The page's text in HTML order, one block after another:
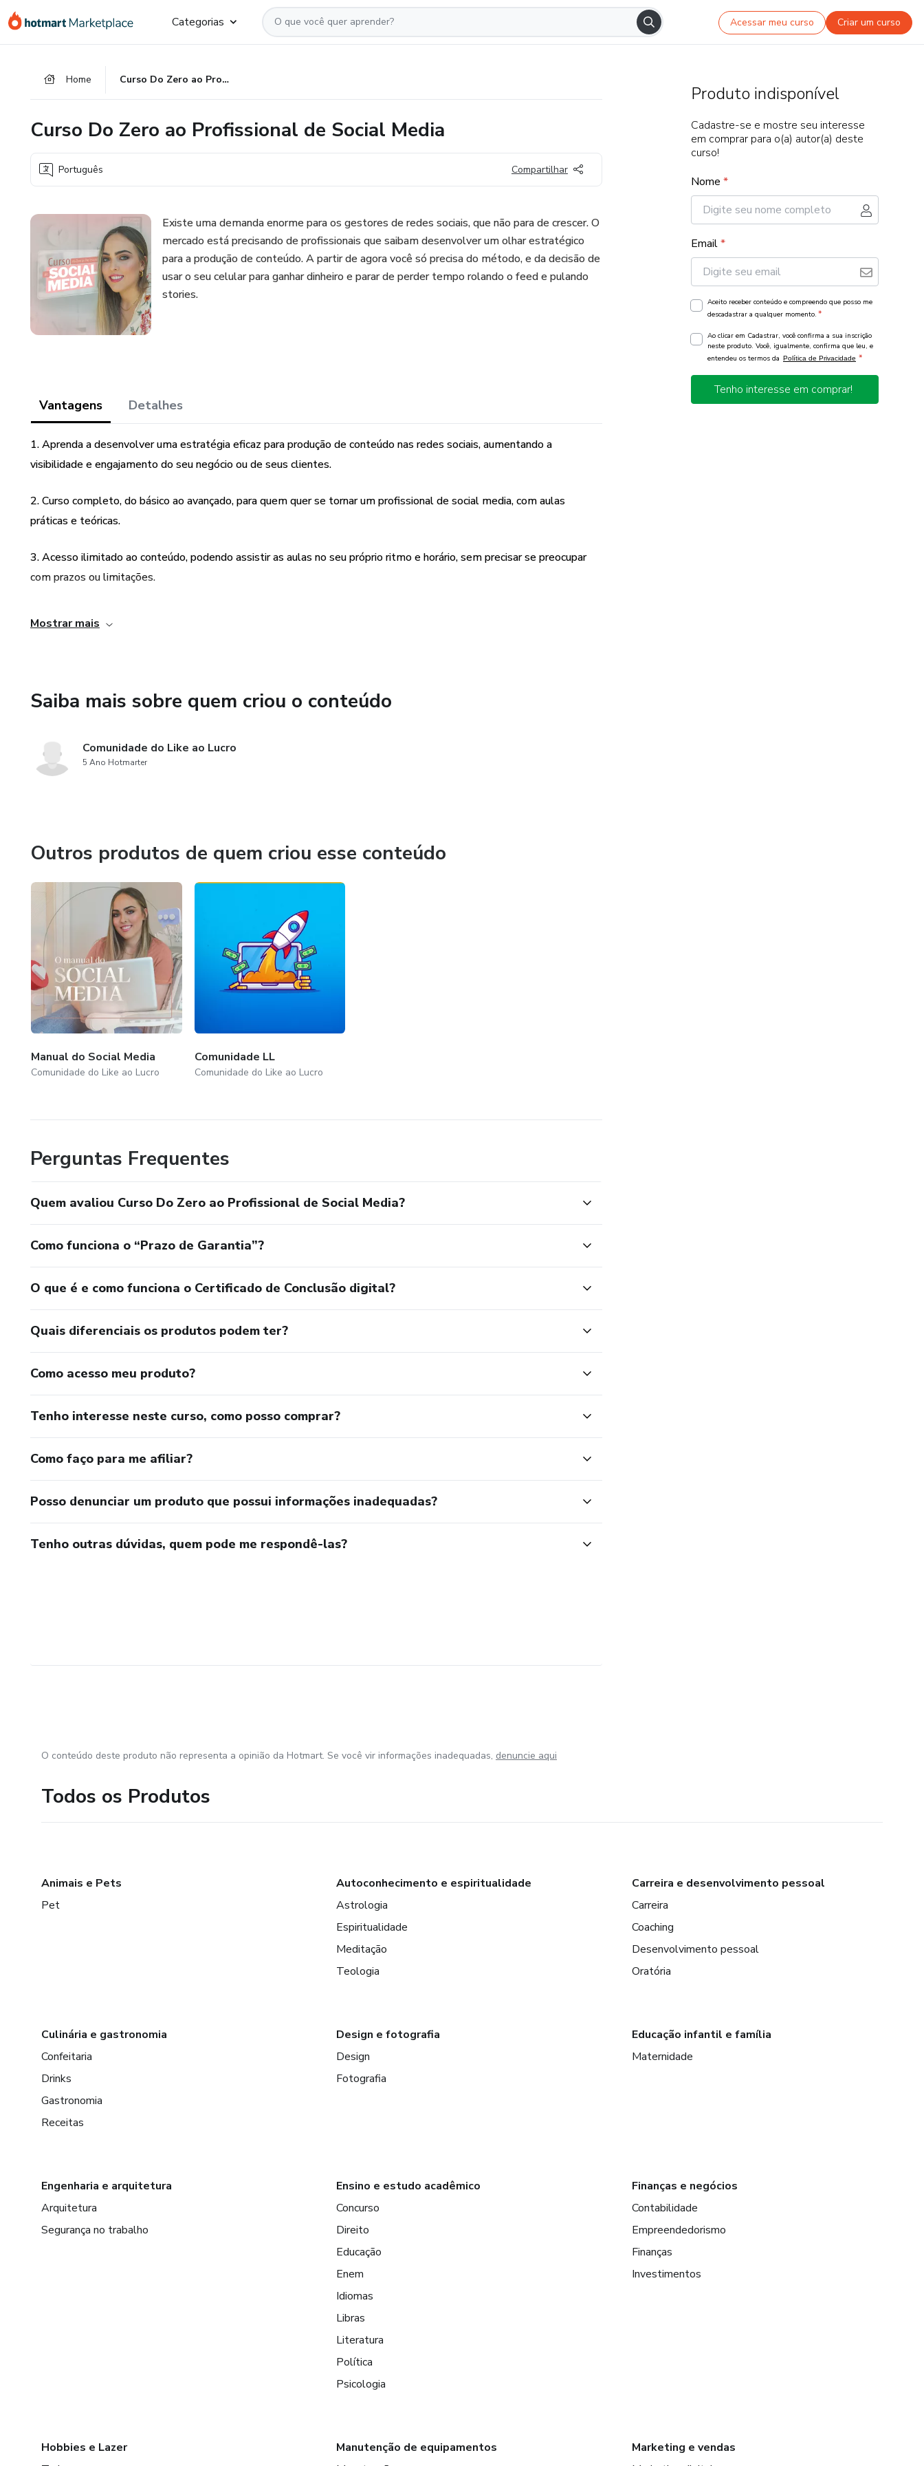
para
para
para
Categorias Acessar meu curso Criar um curso
Home Curso Do Zero ao Profissional de Social Media
Curso Do Zero ao Profissional de Social Media
Português Compartilhar
Existe uma demanda enorme para os gestores de redes sociais, que não para de crescer. O
mercado está precisando de profissionais que saibam desenvolver um olhar estratégico
para a produção de conteúdo. A partir de agora você só precisa do método, e da decisão de
usar o seu celular para ganhar dinheiro e parar de perder tempo rolando o feed e pulando
stories.
Vantagens Detalhes
1. Aprenda a desenvolver uma estratégia eficaz para produção de conteúdo nas redes sociais, aumentando a
visibilidade e engajamento do seu negócio ou de seus clientes.
2. Curso completo, do básico ao avançado, para quem quer se tornar um profissional de social media, com aulas
práticas e teóricas.
3. Acesso ilimitado ao conteúdo, podendo assistir as aulas no seu próprio ritmo e horário, sem precisar se preocupar
com prazos ou limitações.
Mostrar mais
Saiba mais sobre quem criou o conteúdo
Comunidade do Like ao Lucro
5 Ano Hotmarter
Outros produtos de quem criou esse conteúdo
Manual do Social Media
Comunidade do Like ao Lucro
Comunidade LL
Comunidade do Like ao Lucro
Perguntas Frequentes
Quem avaliou Curso Do Zero ao Profissional de Social Media?
Como funciona o “Prazo de Garantia”?
O que é e como funciona o Certificado de Conclusão digital?
Quais diferenciais os produtos podem ter?
Como acesso meu produto?
Tenho interesse neste curso, como posso comprar?
Como faço para me afiliar?
Posso denunciar um produto que possui informações inadequadas?
Tenho outras dúvidas, quem pode me respondê-las?
Produto indisponível
Cadastre-se e mostre seu interesse
em comprar para o(a) autor(a) deste
curso!
Nome *
Email*
Aceito receber conteúdo e compreendo que posso me
descadastrar a qualquer momento. *
Ao clicar em Cadastrar, você confirma a sua inscrição
neste produto. Você, igualmente, confirma que leu, e
entendeu os termos da Política de Privacidade *
Tenho interesse em comprar!
O conteúdo deste produto não representa a opinião da Hotmart. Se você vir informações inadequadas, denuncie aqui
Todos os Produtos
Animais e Pets
Pet
Autoconhecimento e espiritualidade
Astrologia
Espiritualidade
Meditação
Teologia
Carreira e desenvolvimento pessoal
Carreira
Coaching
Desenvolvimento pessoal
Oratória
Culinária e gastronomia
Confeitaria
Drinks
Gastronomia
Receitas
Design e fotografia
Design
Fotografia
Educação infantil e família
Maternidade
Engenharia e arquitetura
Arquitetura
Segurança no trabalho
Ensino e estudo acadêmico
Concurso
Direito
Educação
Enem
Idiomas
Libras
Literatura
Política
Psicologia
Finanças e negócios
Contabilidade
Empreendedorismo
Finanças
Investimentos
Hobbies e Lazer
Manutenção de equipamentos
Marketing e vendas